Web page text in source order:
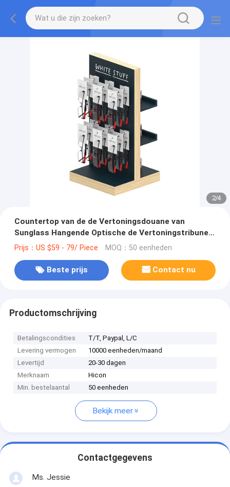
2/4
Countertop van de de Vertoningsdouane van
Sunglass Hangende Optische de Vertoningstribune
van Eyewear tweerichtings
Prijs：US $59 - 79/ Piece MOQ：50 eenheden
Beste prijs Contact nu
Productomschrijving
Betalingscondities
T/T, Paypal, L/C
Levering vermogen
10000 eenheden/maand
Levertijd
20-30 dagen
Merknaam
Hicon
Min. bestelaantal
50 eenheden
Bekijk meer
Contactgegevens
Ms. Jessie